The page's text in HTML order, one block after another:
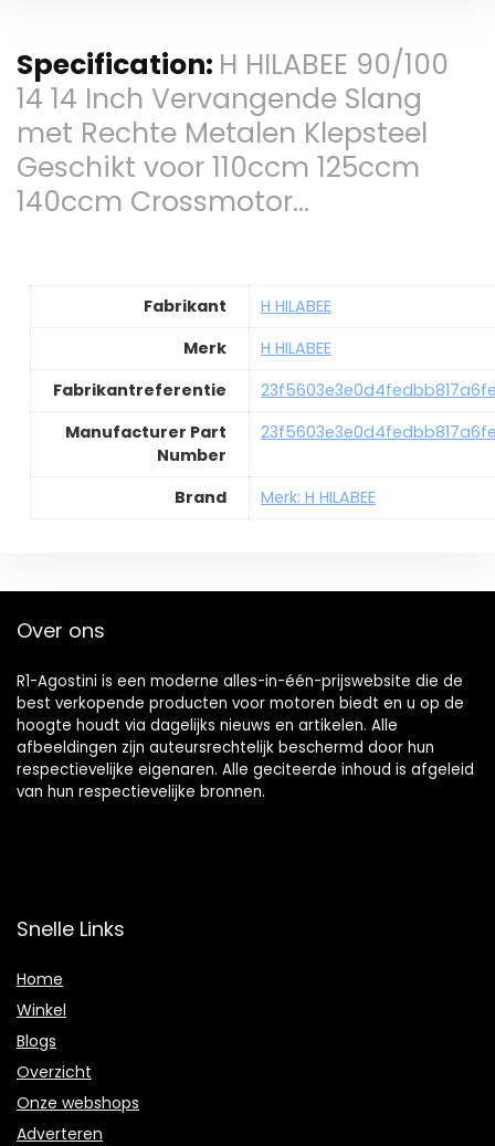
Specification: H HILABEE 90/100
14 14 Inch Vervangende Slang
met Rechte Metalen Klepsteel
Geschikt voor 110ccm 125ccm
140ccm Crossmotor…
Fabrikant
H HILABEE
Merk
H HILABEE
Fabrikantreferentie
Manufacturer Part
Number
Brand Merk: H HILABEE
Over ons
R1-Agostini is een moderne alles-in-één-prijswebsite die de
best verkopende producten voor motoren biedt en u op de
hoogte houdt via dagelijks nieuws en artikelen. Alle
afbeeldingen zijn auteursrechtelijk beschermd door hun
respectievelijke eigenaren. Alle geciteerde inhoud is afgeleid
van hun respectievelijke bronnen.
Snelle Links
Home
Winkel
Blogs
Overzicht
Onze webshops
Adverteren